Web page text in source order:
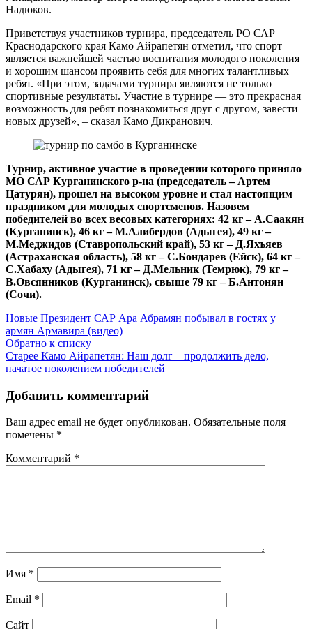
Надюков.
Приветствуя участников турнира, председатель РО САР
Краснодарского края Камо Айрапетян отметил, что спорт
является важнейшей частью воспитания молодого поколения
и хорошим шансом проявить себя для многих талантливых
ребят. «При этом, задачами турнира являются не только
спортивные результаты. Участие в турнире — это прекрасная
возможность для ребят познакомиться друг с другом, завести
новых друзей», – сказал Камо Дикранович.
Турнир, активное участие в проведении которого приняло
МО САР Курганинского р-на (председатель – Артем
Цатурян), прошел на высоком уровне и стал настоящим
праздником для молодых спортсменов. Назовем
победителей во всех весовых категориях: 42 кг – А.Саакян
(Курганинск), 46 кг – М.Алибердов (Адыгея), 49 кг –
М.Меджидов (Ставропольский край), 53 кг – Д.Яхъяев
(Астраханская область), 58 кг – С.Бондарев (Ейск), 64 кг –
С.Хабаху (Адыгея), 71 кг – Д.Мельник (Темрюк), 79 кг –
В.Овсянников (Курганинск), свыше 79 кг – Б.Антонян
(Сочи).
Новые Президент САР Ара Абрамян побывал в гостях у
армян Армавира (видео)
Обратно к списку
Старее Камо Айрапетян: Наш долг – продолжить дело,
начатое поколением победителей
Добавить комментарий
Ваш адрес email не будет опубликован. Обязательные поля
помечены *
Комментарий *
Имя *
Email *
Сайт